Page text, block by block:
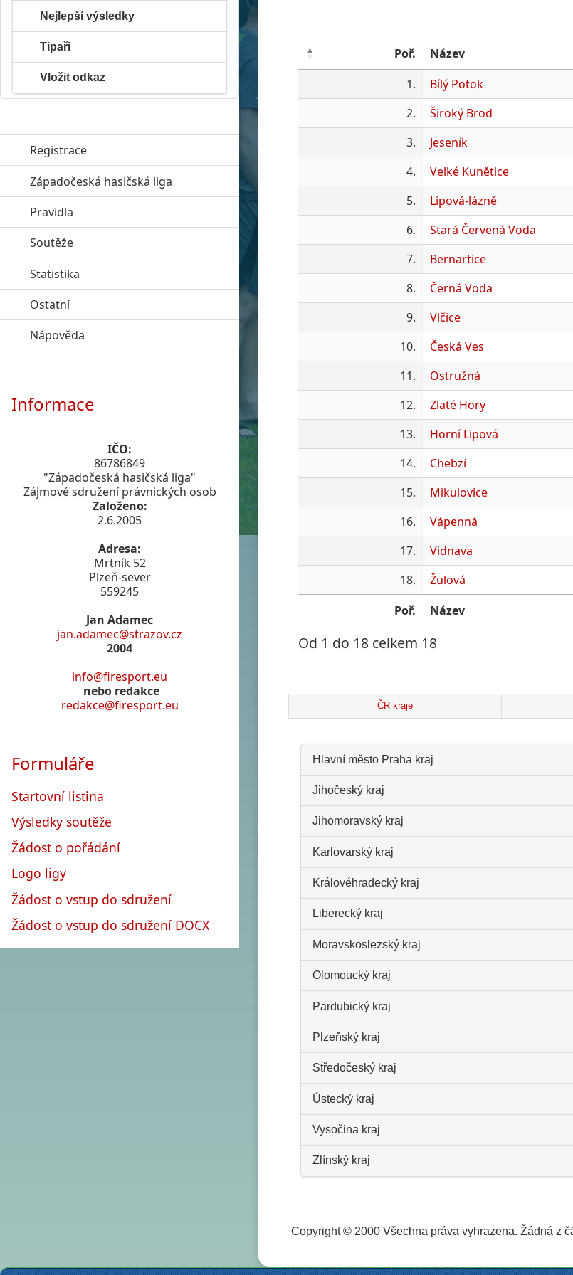
Poř. Název
1.
Bílý Potok
2.
Široký Brod
3.
Jeseník
4.
Velké Kunětice
5.
Lipová-lázně
6.
Stará Červená Voda
7.
Bernartice
8.
Černá Voda
9.
Vlčice
10.
Česká Ves
11.
Ostružná
12.
Zlaté Hory
13.
Horní Lipová
14.
Chebzí
15.
Mikulovice
16.
Vápenná
17.
Vidnava
18.
Žulová
Poř.
Název
Od 1 do 18 celkem 18
ČR kraje
Hlavní město Praha kraj
Jihočeský kraj
Jihomoravský kraj
Karlovarský kraj
Královéhradecký kraj
Liberecký kraj
Moravskoslezský kraj
Olomoucký kraj
Pardubický kraj
Plzeňský kraj
Středočeský kraj
Ústecký kraj
Vysočina kraj
Zlínský kraj
Copyright © 2000 Všechna práva vyhrazena. Žádná z
Nejlepší výsledky
Tipaři
Vložit odkaz
Registrace
Západočeská hasičská liga click to expand contents
Pravidla
Soutěže
Statistika
Ostatníclick to expand contents
Nápověda
Informace
IČO:
86786849
"Západočeská hasičská liga"
Zájmové sdružení právnických osob
Založeno:
2.6.2005
Adresa:
Mrtník 52
Plzeň-sever
559245
Jan Adamec
jan.adamec@strazov.cz
2004
info@firesport.eu
nebo redakce
redakce@firesport.eu
Formuláře
Startovní listina
Výsledky soutěže
Žádost o pořádání
Logo ligy
Žádost o vstup do sdružení
Žádost o vstup do sdružení DOCX